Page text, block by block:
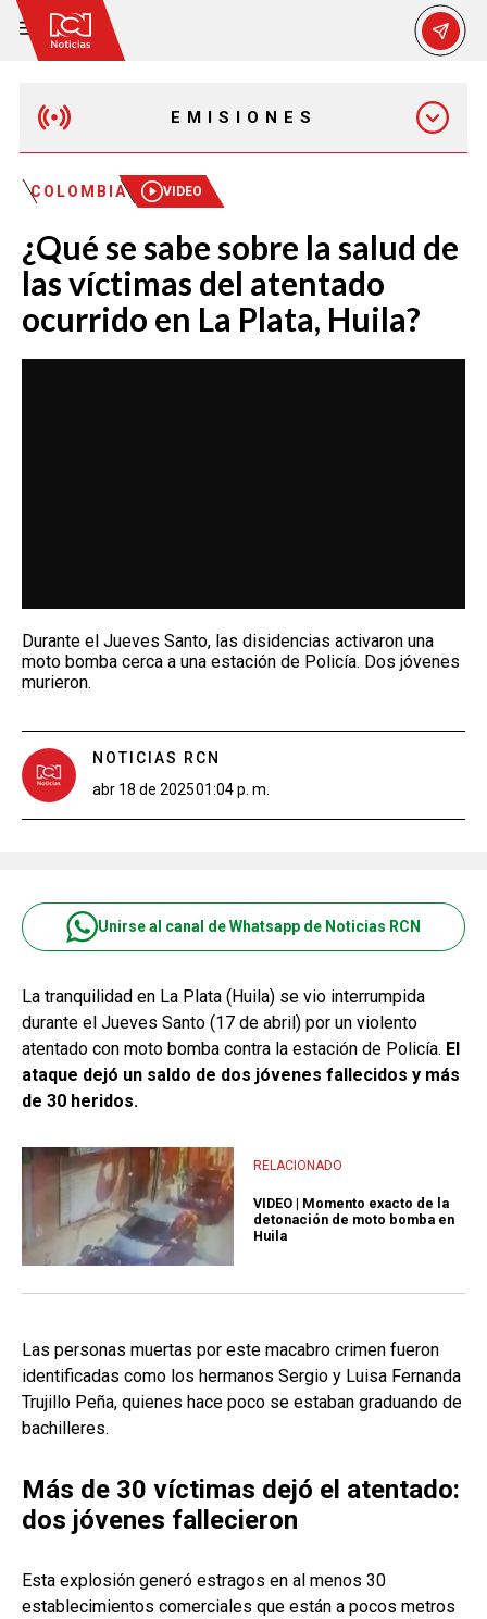
EMISIONES
MAÑANA EXPRESS
EMISIÓN 12:30 PM
EMISIÓN 7:00 PM
COLOMBIA VIDEO
¿Qué se sabe sobre la salud de
las víctimas del atentado
ocurrido en La Plata, Huila?
Durante el Jueves Santo, las disidencias activaron una
moto bomba cerca a una estación de Policía. Dos jóvenes
murieron.
NOTICIAS RCN
abr 18 de 202501:04 p. m.
Unirse al canal de Whatsapp de Noticias RCN
La tranquilidad en La Plata (Huila) se vio interrumpida
durante el Jueves Santo (17 de abril) por un violento
atentado con moto bomba contra la estación de Policía. El
ataque dejó un saldo de dos jóvenes fallecidos y más
de 30 heridos.
RELACIONADO
VIDEO | Momento exacto de la
detonación de moto bomba en
Huila
Las personas muertas por este macabro crimen fueron
identificadas como los hermanos Sergio y Luisa Fernanda
Trujillo Peña, quienes hace poco se estaban graduando de
bachilleres.
Más de 30 víctimas dejó el atentado:
dos jóvenes fallecieron
Esta explosión generó estragos en al menos 30
establecimientos comerciales que están a pocos metros